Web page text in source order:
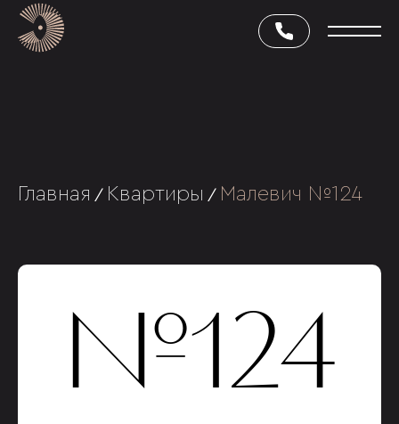
Главная / Квартиры / Малевич №124
№124